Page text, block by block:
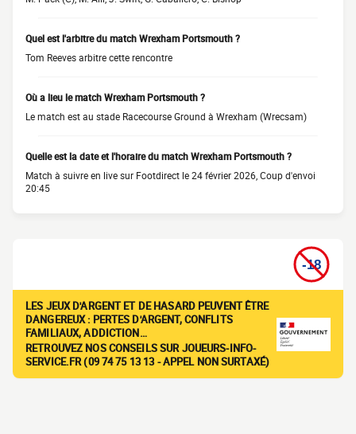
Quel est l'arbitre du match Wrexham Portsmouth ?
Tom Reeves arbitre cette rencontre
Où a lieu le match Wrexham Portsmouth ?
Le match est au stade Racecourse Ground à Wrexham (Wrecsam)
Quelle est la date et l'horaire du match Wrexham Portsmouth ?
Match à suivre en live sur Footdirect le 24 février 2026, Coup d'envoi
20:45
LES JEUX D'ARGENT ET DE HASARD PEUVENT ÊTRE
DANGEREUX : PERTES D'ARGENT, CONFLITS
FAMILIAUX, ADDICTION…
RETROUVEZ NOS CONSEILS SUR JOUEURS-INFO-
SERVICE.FR (09 74 75 13 13 - APPEL NON SURTAXÉ)